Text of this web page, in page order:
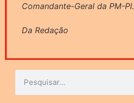
Comandante-Geral da PM-PI.
Da Redação